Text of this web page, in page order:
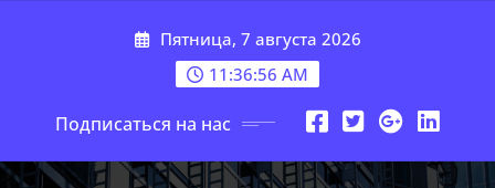
Пятница, 7 августа 2026
11:36:58 AM
Подписаться на нас